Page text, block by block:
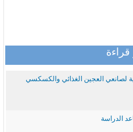
قراءة
لصانعي العجين الغذائي والكسكسي
الدراسة